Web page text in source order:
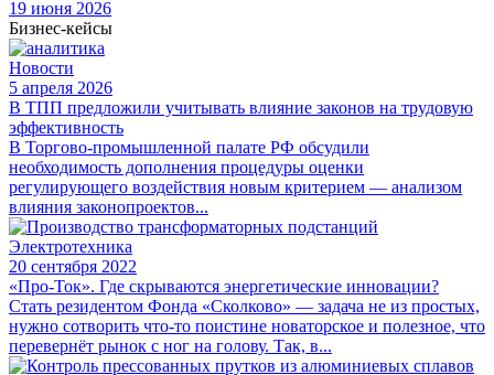
19 июня 2026
Бизнес-кейсы
Новости
5 апреля 2026
В ТПП предложили учитывать влияние законов на трудовую
эффективность
В Торгово-промышленной палате РФ обсудили
необходимость дополнения процедуры оценки
регулирующего воздействия новым критерием — анализом
влияния законопроектов...
Электротехника
20 сентября 2022
«Про-Ток». Где скрываются энергетические инновации?
Стать резидентом Фонда «Сколково» — задача не из простых,
нужно сотворить что-то поистине новаторское и полезное, что
перевернёт рынок с ног на голову. Так, в...